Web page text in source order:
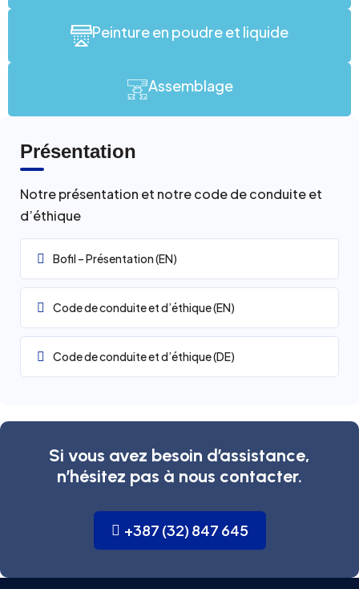
Peinture en poudre et liquide
Assemblage
Présentation
Notre présentation et notre code de conduite et
d’éthique
Bofil – Présentation (EN)
Code de conduite et d’éthique (EN)
Code de conduite et d’éthique (DE)
Si vous avez besoin d’assistance,
n’hésitez pas à nous contacter.
+387 (32) 847 645